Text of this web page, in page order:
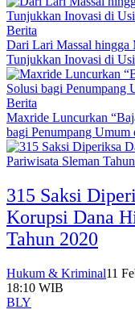
Berita
Dari Lari Massal
Tunjukkan Inovasi di
Berita
Maxride Luncurkan
bagi Penumpang
315 Saksi
Korupsi Dana
Tahun 2020
Hukum & Kriminal11
18:10 WIB
BLY